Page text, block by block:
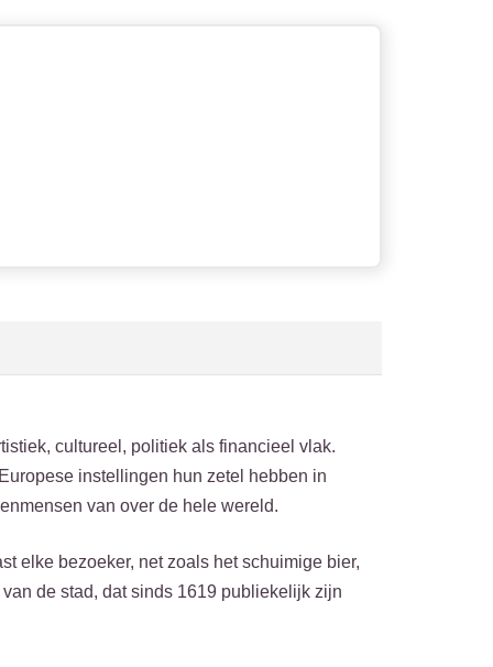
cultureel, politiek als financieel vlak.
instellingen hun zetel hebben in
van over de hele wereld.
elke bezoeker, net zoals het schuimige bier,
de stad, dat sinds 1619 publiekelijk zijn